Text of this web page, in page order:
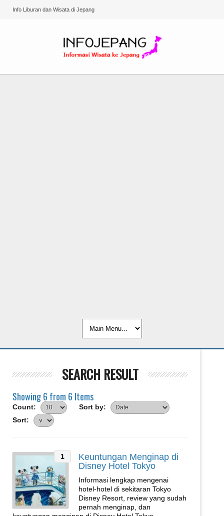
Info Liburan dan Wisata di Jepang
SEARCH RESULT
Showing 6 from 6 Items
Count:
Sort by:
Sort:
1
Keuntungan Menginap di
Disney Hotel Tokyo
Informasi lengkap mengenai
hotel-hotel di sekitaran Tokyo
Disney Resort, review yang sudah
pernah menginap, dan